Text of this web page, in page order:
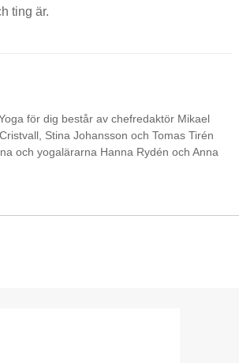
ting är.
för dig består av chefredaktör Mikael
Stina Johansson och Tomas Tirén
och yogalärarna Hanna Rydén och Anna